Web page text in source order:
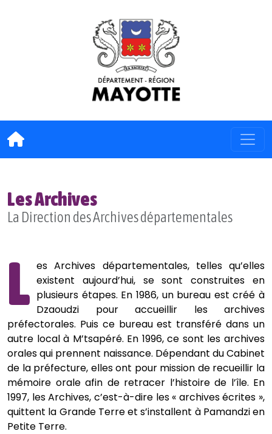
Les Archives
La Direction des Archives départementales
L es Archives départementales, telles qu’elles
existent aujourd’hui, se sont construites en
plusieurs étapes. En 1986, un bureau est créé à
Dzaoudzi pour accueillir les archives
préfectorales. Puis ce bureau est transféré dans un
autre local à M’tsapéré. En 1996, ce sont les archives
orales qui prennent naissance. Dépendant du Cabinet
de la préfecture, elles ont pour mission de recueillir la
mémoire orale afin de retracer l’histoire de l’île. En
1997, les Archives, c’est-à-dire les « archives écrites »,
quittent la Grande Terre et s’installent à Pamandzi en
Petite Terre.